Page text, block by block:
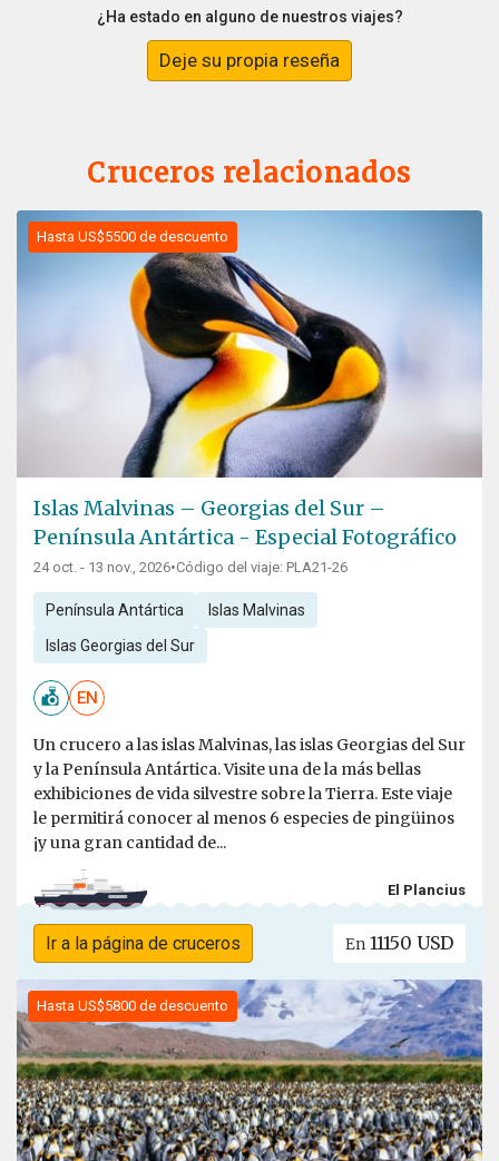
¿Ha estado en alguno de nuestros viajes?
Deje su propia reseña
Cruceros relacionados
Hasta US$5500 de descuento
Islas Malvinas – Georgias del Sur –
Península Antártica - Especial Fotográfico
24 oct. - 13 nov., 2026•Código del viaje: PLA21-26
Península Antártica Islas Malvinas
Islas Georgias del Sur
EN
Un crucero a las islas Malvinas, las islas Georgias del Sur
y la Península Antártica. Visite una de la más bellas
exhibiciones de vida silvestre sobre la Tierra. Este viaje
le permitirá conocer al menos 6 especies de pingüinos
¡y una gran cantidad de...
El Plancius
Ir a la página de cruceros En 11150 USD
Hasta US$5800 de descuento